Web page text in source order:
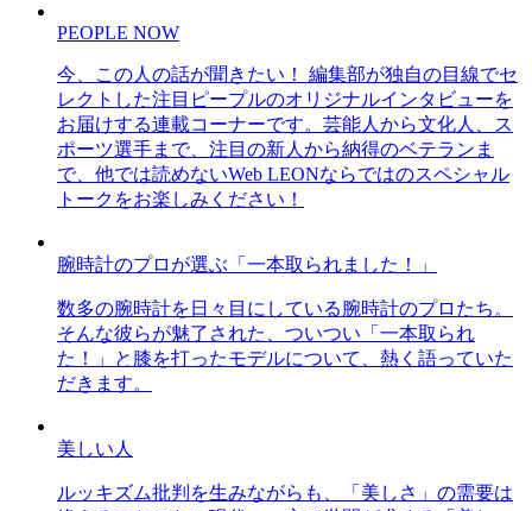
PEOPLE NOW
今、この人の話が聞きたい！ 編集部が独自の目線でセ
レクトした注目ピープルのオリジナルインタビューを
お届けする連載コーナーです。芸能人から文化人、ス
ポーツ選手まで、注目の新人から納得のベテランま
で、他では読めないWeb LEONならではのスペシャル
トークをお楽しみください！
腕時計のプロが選ぶ「一本取られました！」
数多の腕時計を日々目にしている腕時計のプロたち。
そんな彼らが魅了された、ついつい「一本取られ
た！」と膝を打ったモデルについて、熱く語っていた
だきます。
美しい人
ルッキズム批判を生みながらも、「美しさ」の需要は